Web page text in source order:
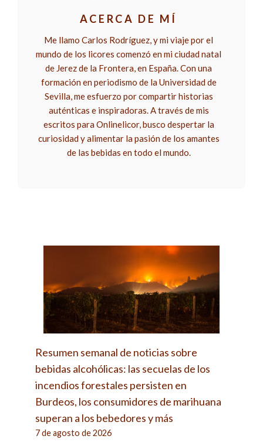
ACERCA DE MÍ
Me llamo Carlos Rodríguez, y mi viaje por el
mundo de los licores comenzó en mi ciudad natal
de Jerez de la Frontera, en España. Con una
formación en periodismo de la Universidad de
Sevilla, me esfuerzo por compartir historias
auténticas e inspiradoras. A través de mis
escritos para Onlinelicor, busco despertar la
curiosidad y alimentar la pasión de los amantes
de las bebidas en todo el mundo.
Resumen semanal de noticias sobre
bebidas alcohólicas: las secuelas de los
incendios forestales persisten en
Burdeos, los consumidores de marihuana
superan a los bebedores y más
7 de agosto de 2026